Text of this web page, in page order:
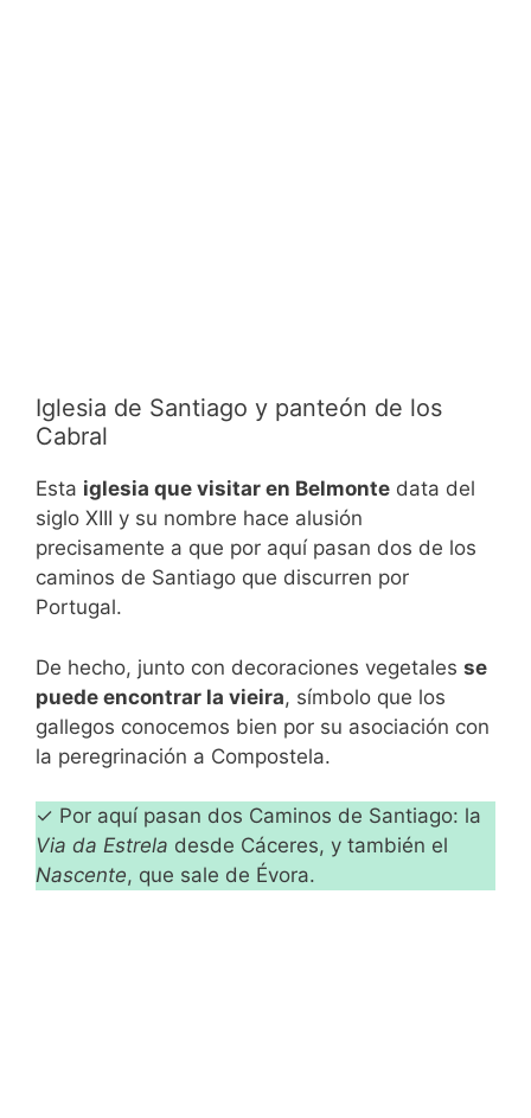
Iglesia de Santiago y panteón de los
Cabral
Esta iglesia que visitar en Belmonte data del
siglo XIII y su nombre hace alusión
precisamente a que por aquí pasan dos de los
caminos de Santiago que discurren por
Portugal.
De hecho, junto con decoraciones vegetales se
puede encontrar la vieira, símbolo que los
gallegos conocemos bien por su asociación con
la peregrinación a Compostela.
✓ Por aquí pasan dos Caminos de Santiago: la
Via da Estrela desde Cáceres, y también el
Nascente, que sale de Évora.